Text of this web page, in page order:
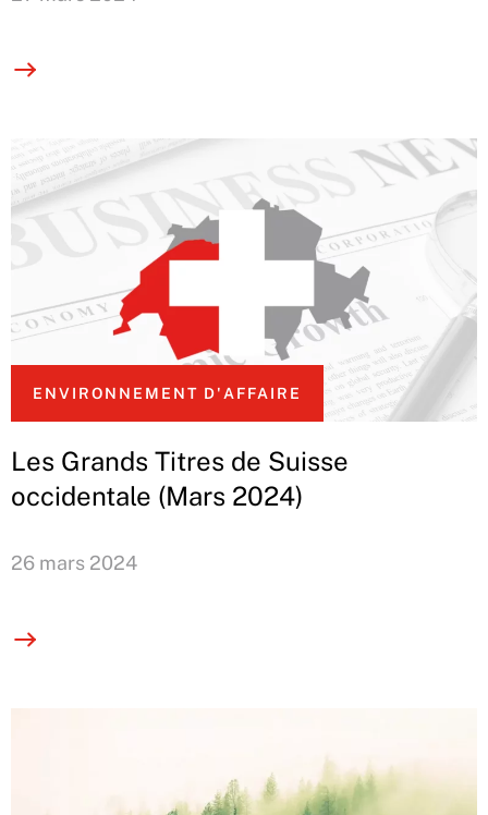
ENVIRONNEMENT D'AFFAIRE
Les Grands Titres de Suisse
occidentale (Mars 2024)
26 mars 2024